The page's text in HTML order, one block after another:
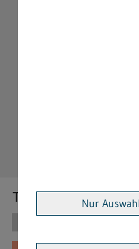
Nur
Themen